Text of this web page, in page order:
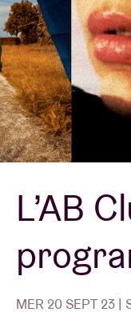
Infos
AB ❤
Location de
BRDCST
ABtv
Chèque-
L’AB
MER 20 SEPT 23 |